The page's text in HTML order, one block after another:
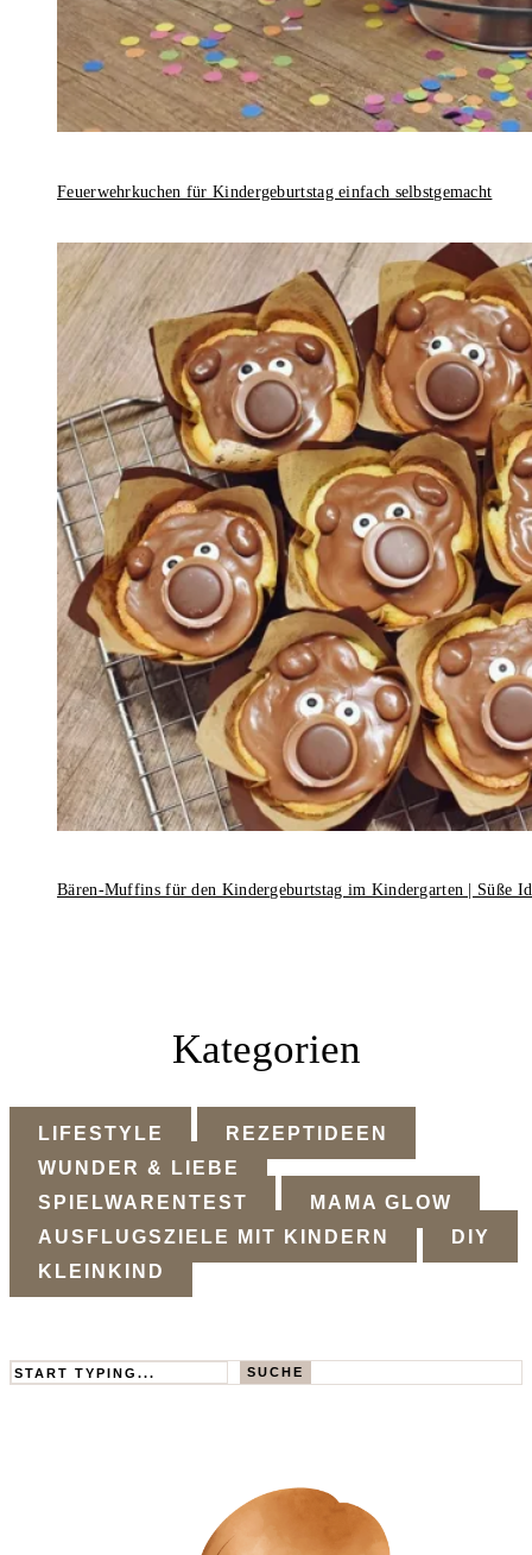
Feuerwehrkuchen für Kindergeburtstag einfach selbstgemacht
Bären-Muffins für den Kindergeburtstag im Kindergarten | Süße
Kategorien
LIFESTYLE
REZEPTIDEEN
WUNDER & LIEBE
SPIELWARENTEST
MAMA GLOW
AUSFLUGSZIELE MIT KINDERN
DIY
KLEINKIND
Search SUCHE